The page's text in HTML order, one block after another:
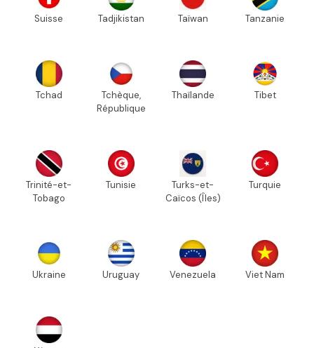
Suisse Tadjikistan Taïwan Tanzanie
Tchad
Tchèque,
République
Thaïlande Tibet
Trinité-et-
Tobago
Tunisie
Turks-et-
Caïcos (Îles)
Turquie
Ukraine Uruguay Venezuela Viet Nam